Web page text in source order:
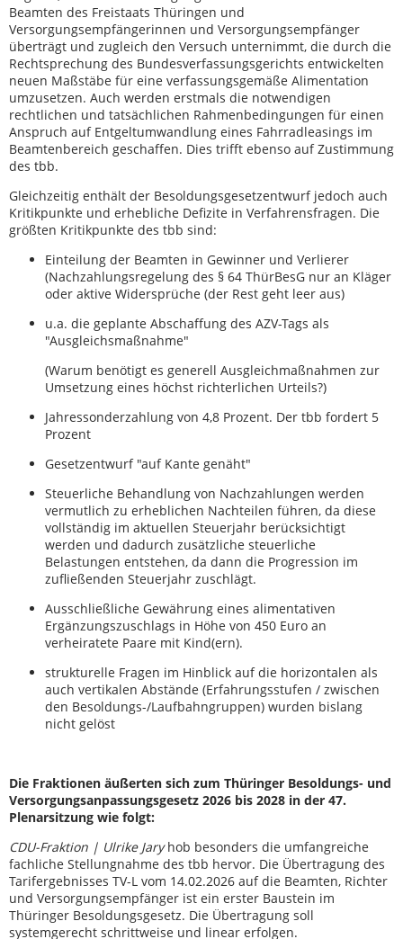
Beamten des Freistaats Thüringen und
Versorgungsempfängerinnen und Versorgungsempfänger
überträgt und zugleich den Versuch unternimmt, die durch die
Rechtsprechung des Bundesverfassungsgerichts entwickelten
neuen Maßstäbe für eine verfassungsgemäße Alimentation
umzusetzen. Auch werden erstmals die notwendigen
rechtlichen und tatsächlichen Rahmenbedingungen für einen
Anspruch auf Entgeltumwandlung eines Fahrradleasings im
Beamtenbereich geschaffen. Dies trifft ebenso auf Zustimmung
des tbb.
Gleichzeitig enthält der Besoldungsgesetzentwurf jedoch auch
Kritikpunkte und erhebliche Defizite in Verfahrensfragen. Die
größten Kritikpunkte des tbb sind:
Einteilung der Beamten in Gewinner und Verlierer
(Nachzahlungsregelung des § 64 ThürBesG nur an Kläger
oder aktive Widersprüche (der Rest geht leer aus)
u.a. die geplante Abschaffung des AZV-Tags als
"Ausgleichsmaßnahme"
(Warum benötigt es generell Ausgleichmaßnahmen zur
Umsetzung eines höchst richterlichen Urteils?)
Jahressonderzahlung von 4,8 Prozent. Der tbb fordert 5
Prozent
Gesetzentwurf "auf Kante genäht"
Steuerliche Behandlung von Nachzahlungen werden
vermutlich zu erheblichen Nachteilen führen, da diese
vollständig im aktuellen Steuerjahr berücksichtigt
werden und dadurch zusätzliche steuerliche
Belastungen entstehen, da dann die Progression im
zufließenden Steuerjahr zuschlägt.
Ausschließliche Gewährung eines alimentativen
Ergänzungszuschlags in Höhe von 450 Euro an
verheiratete Paare mit Kind(ern).
strukturelle Fragen im Hinblick auf die horizontalen als
auch vertikalen Abstände (Erfahrungsstufen / zwischen
den Besoldungs-/Laufbahngruppen) wurden bislang
nicht gelöst
Die Fraktionen äußerten sich zum Thüringer Besoldungs- und
Versorgungsanpassungsgesetz 2026 bis 2028 in der 47.
Plenarsitzung wie folgt:
CDU-Fraktion | Ulrike Jaryhob besonders die umfangreiche
fachliche Stellungnahme des tbb hervor. Die Übertragung des
Tarifergebnisses TV-L vom 14.02.2026 auf die Beamten, Richter
und Versorgungsempfänger ist ein erster Baustein im
Thüringer Besoldungsgesetz. Die Übertragung soll
systemgerecht schrittweise und linear erfolgen.